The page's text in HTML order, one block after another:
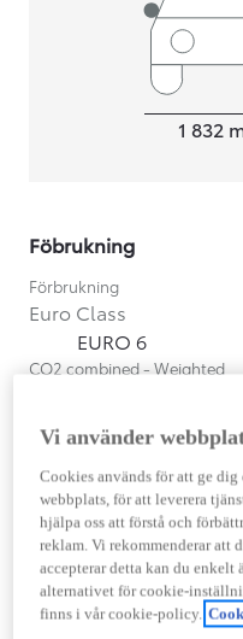
1 832
Föbrukning
Förbrukning
Euro Class
EURO 6
CO2 combined - Weighted
Motor
Cylindrar
Kapacitet
Effekt
Prestanda
Vi använder
Cookies används för att ge
webbplats, för att leverera
hjälpa oss att förstå och
reklam. Vi rekommenderar att
accepterar detta kan du enkelt
alternativet för cookie-
finns i vår cookie-policy.